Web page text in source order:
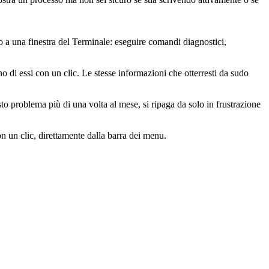
una finestra del Terminale: eseguire comandi diagnostici,
di essi con un clic. Le stesse informazioni che otterresti da sudo
problema più di una volta al mese, si ripaga da solo in frustrazione
un clic, direttamente dalla barra dei menu.